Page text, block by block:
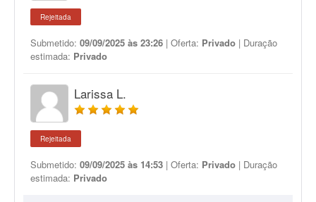
Rejeitada
Submetido: 09/09/2025 às 23:26 | Oferta: Privado | Duração
estimada: Privado
Larissa L.
Rejeitada
Submetido: 09/09/2025 às 14:53 | Oferta: Privado | Duração
estimada: Privado